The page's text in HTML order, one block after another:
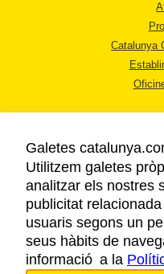
Catalunya
Galetes
Utilitzem galetes
analitzar els nostres
publicitat
usuaris segons un
seus hàbits de
informació a la